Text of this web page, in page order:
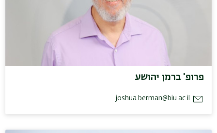
פרופ' ברמן יהושע
joshua.berman@biu.ac.il